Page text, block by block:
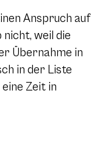
Anspruch auf
weil die
Übernahme in
in der Liste
Zeit in